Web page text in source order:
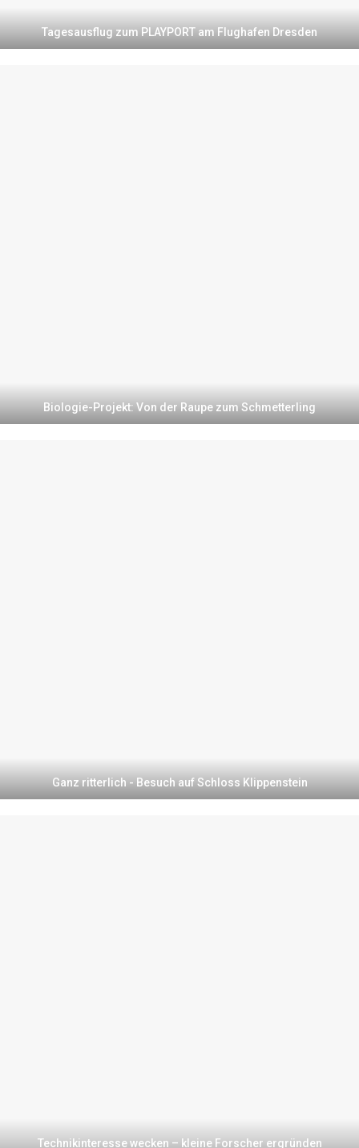
Tagesausflug zum PLAYPORT am Flughafen Dresden
Biologie-Projekt: Von der Raupe zum Schmetterling
Ganz ritterlich - Besuch auf Schloss Klippenstein
Technikinteresse wecken – kleine Forscher ergründen